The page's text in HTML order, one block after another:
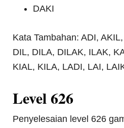
DAKI
Kata Tambahan: ADI,
DIL, DILA, DILAK, ILAK,
KIAL, KILA, LADI, LAI,
Level 626
Penyelesaian level 626